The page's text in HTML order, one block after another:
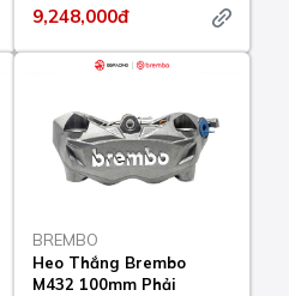
9,248,000đ
BREMBO
Heo Thắng Brembo
M432 100mm Phải